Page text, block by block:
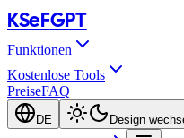
KSeFGPT
Funktionen
Kostenlose Tools
PreiseFAQ
DE Design